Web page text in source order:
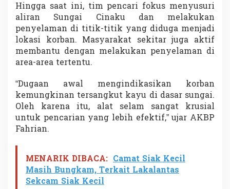
S
e
l
a
m
Hingga saat ini, tim pencari fokus menyusuri
aliran Sungai Cinaku dan melakukan
penyelaman di titik-titik yang diduga menjadi
lokasi korban. Masyarakat sekitar juga aktif
membantu dengan melakukan penyelaman di
area-area tertentu.
“Dugaan awal mengindikasikan korban
kemungkinan tersangkut kayu di dasar sungai.
Oleh karena itu, alat selam sangat krusial
untuk pencarian yang lebih efektif,” ujar AKBP
Fahrian.
MENARIK DIBACA: Camat Siak Kecil
Masih Bungkam, Terkait Lakalantas
Sekcam Siak Kecil